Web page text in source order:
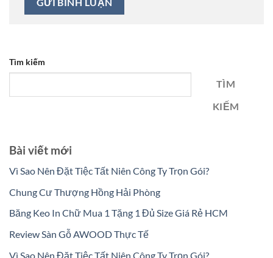
Tìm kiếm
TÌM
KIẾM
Bài viết mới
Vì Sao Nên Đặt Tiệc Tất Niên Công Ty Trọn Gói?
Chung Cư Thượng Hồng Hải Phòng
Băng Keo In Chữ Mua 1 Tặng 1 Đủ Size Giá Rẻ HCM
Review Sàn Gỗ AWOOD Thực Tế
Vì Sao Nên Đặt Tiệc Tất Niên Công Ty Trọn Gói?